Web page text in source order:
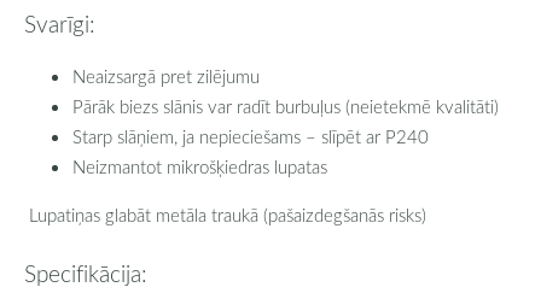
Svarīgi:
Neaizsargā pret zilējumu
Pārāk biezs slānis var radīt burbuļus (neietekmē kvalitāti)
Starp slāņiem, ja nepieciešams – slīpēt ar P240
Neizmantot mikrošķiedras lupatas
Lupatiņas glabāt metāla traukā (pašaizdegšanās risks)
Specifikācija: